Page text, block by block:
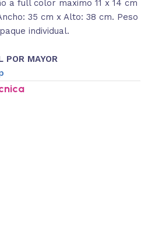
a full color maximo 11 x 14 cm
35 cm x Alto: 38 cm. Peso
individual.
POR MAYOR